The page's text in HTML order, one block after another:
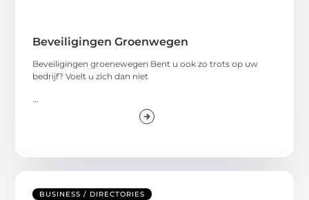
Beveiligingen Groenwegen
Beveiligingen groenewegen Bent u ook zo trots op uw
bedrijf? Voelt u zich dan niet
BUSINESS / DIRECTORIES